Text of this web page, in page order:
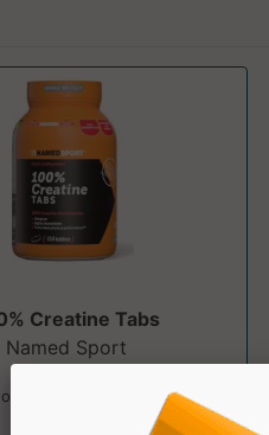
Creatine Tabs
Named Sport
alimentare di creatina